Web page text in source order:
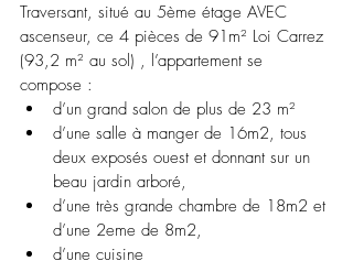
Traversant, situé au 5ème étage AVEC
ascenseur, ce 4 pièces de 91m² Loi Carrez
(93,2 m² au sol) , l’appartement se
compose :
d’un grand salon de plus de 23 m²
d’une salle à manger de 16m2, tous
deux exposés ouest et donnant sur un
beau jardin arboré,
d’une très grande chambre de 18m2 et
d’une 2eme de 8m2,
d’une cuisine